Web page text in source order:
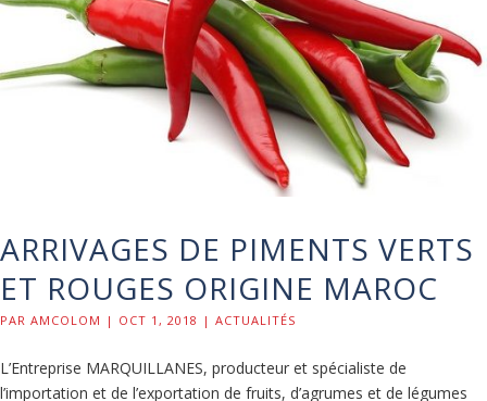
ARRIVAGES DE PIMENTS VERTS
ET ROUGES ORIGINE MAROC
PAR AMCOLOM | OCT 1, 2018 | ACTUALITÉS
L’Entreprise MARQUILLANES, producteur et spécialiste de
l’importation et de l’exportation de fruits, d’agrumes et de légumes